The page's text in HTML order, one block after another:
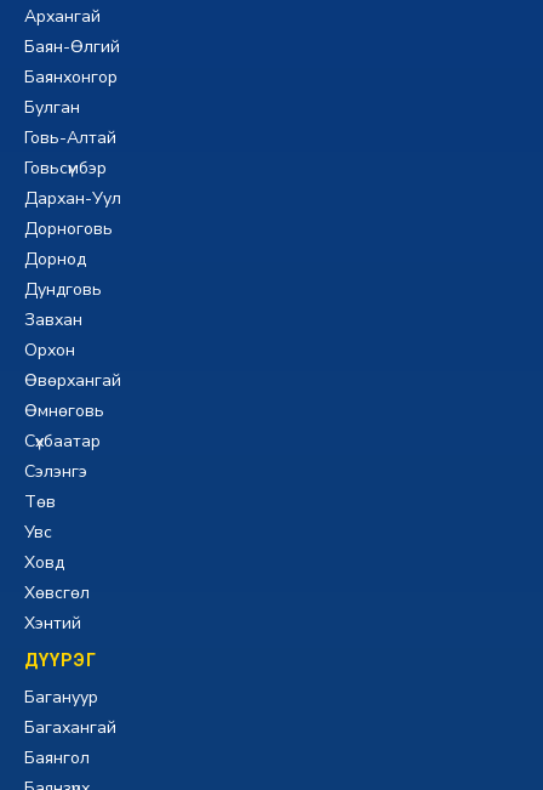
Архангай
Баян-Өлгий
Баянхонгор
Булган
Говь-Алтай
Говьсүмбэр
Дархан-Уул
Дорноговь
Дорнод
Дундговь
Завхан
Орхон
Өвөрхангай
Өмнөговь
Сүхбаатар
Сэлэнгэ
Төв
Увс
Ховд
Хөвсгөл
Хэнтий
ДҮҮРЭГ
Багануур
Багахангай
Баянгол